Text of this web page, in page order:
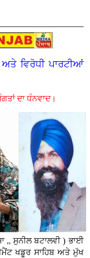
ਵਿਰੋਧੀ ਪਾਰਟੀਆਂ
ਦਾ ਧੰਨਵਾਦ।
,, ਸੁਨੀਲ ਬਟਾਲਵੀ ) ਭਾਈ
ਖਡੂਰ ਸਾਹਿਬ ਅਤੇ ਮੁੱਖ